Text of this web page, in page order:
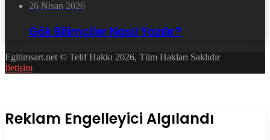
26 Nisan 2026
Gök Bilimciler Nasıl Yazılır?
Egitimsart.net © Telif Hakkı 2026, Tüm Hakları Saklıdır
İletişim
Kapalı
Reklam Engelleyici Algılandı